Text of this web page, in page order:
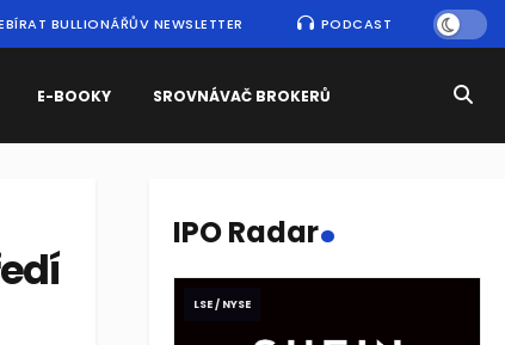
BULLIONÁŘŮV NEWSLETTER PODCAST
E-BOOKY SROVNÁVAČ BROKERŮ
IPO Radar.
LSE / NYSE